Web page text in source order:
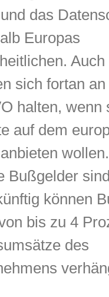
das
Europas
sich fortan an
halten, wenn
auf dem
Bußgelder
können
bis zu 4
des